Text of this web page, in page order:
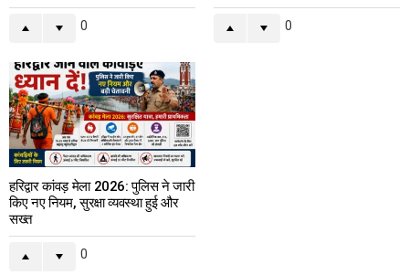
0 0
हरिद्वार कांवड़ मेला 2026: पुलिस ने जारी
किए नए नियम, सुरक्षा व्यवस्था हुई और
सख्त
0